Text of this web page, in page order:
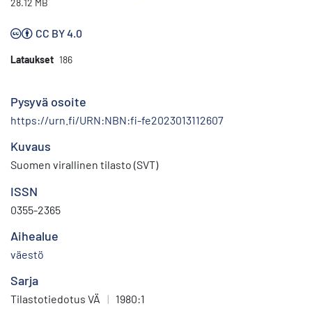
28.12 MB
CC BY 4.0
Lataukset 186
Pysyvä osoite
https://urn.fi/URN:NBN:fi-fe2023013112607
Kuvaus
Suomen virallinen tilasto (SVT)
ISSN
0355-2365
Aihealue
väestö
Sarja
Tilastotiedotus VÄ | 1980:1